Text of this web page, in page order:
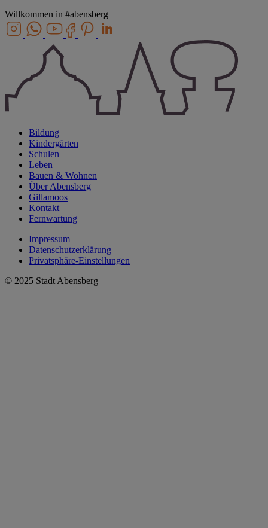
Willkommen in #abensberg
Bildung
Kindergärten
Schulen
Leben
Bauen & Wohnen
Über Abensberg
Gillamoos
Kontakt
Fernwartung
Impressum
Datenschutzerklärung
Privatsphäre-Einstellungen
© 2025 Stadt Abensberg